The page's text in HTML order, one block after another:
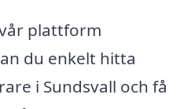
plattform
du enkelt hitta
i Sundsvall och få